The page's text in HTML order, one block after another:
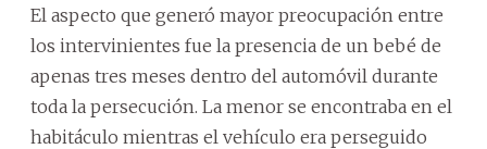
El aspecto que generó mayor preocupación entre
los intervinientes fue la presencia de un bebé de
apenas tres meses dentro del automóvil durante
toda la persecución. La menor se encontraba en el
habitáculo mientras el vehículo era perseguido